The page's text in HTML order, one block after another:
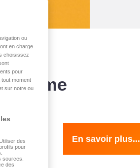
Home
En savoir plus...
ou
en charge
choisissez
pour
moment
sur notre ou
des
pour
sources.
des